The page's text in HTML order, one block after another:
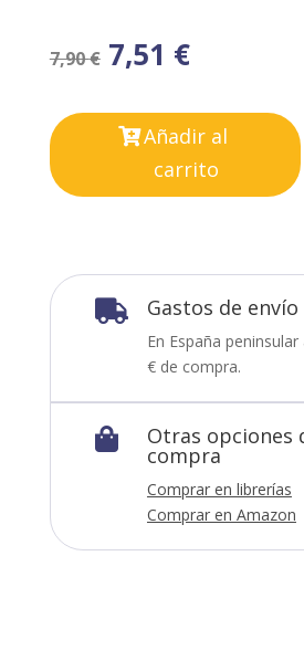
7,90€ 7,51 €
Añadir al
carrito
 Gastos de
En España
€ de compra.
 Otras opciones
compra
Comprar en librerías
Comprar en Amazon